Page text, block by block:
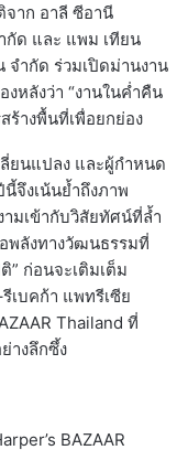
จาก อาลี ซีอานี
กัด และ แพม เทียน
จำกัด ร่วมเปิดม่านงาน
งหลังว่า “งานในค่ำคืน
ร้างพื้นที่เพื่อยกย่อง
ลี่ยนแปลง และผู้กำหนด
จึงเน้นย้ำถึงภาพ
มเข้ากับวิสัยทัศน์ที่ล้ำ
พลังทางวัฒนธรรมที่
” ก่อนจะเติมเต็ม
เบคก้า แพทรีเซีย
Thailand ที่
างลึกซึ้ง
BAZAAR